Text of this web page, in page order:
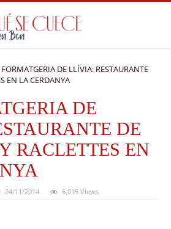
DE LLÍVIA: RESTAURANTE
EN LA CERDANYA
DE
DE
RACLETTES EN
24/11/2014 6,015 Views